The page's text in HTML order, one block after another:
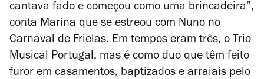
cantava fado e começou como uma brincadeira”,
conta Marina que se estreou com Nuno no
Carnaval de Frielas. Em tempos eram três, o Trio
Musical Portugal, mas é como duo que têm feito
furor em casamentos, baptizados e arraiais pelo